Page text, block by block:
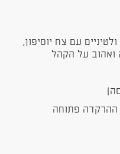
עם צח יוסיפון,
ואהוב על הקהל
ההרקדה פתוחה